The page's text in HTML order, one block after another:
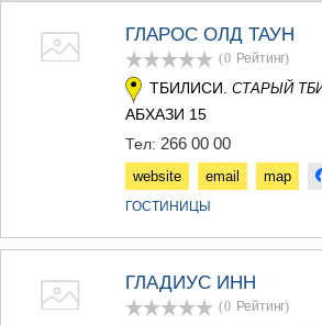
САМТРЕДИА
САЧХЕРЕ
АХМЕТА
ДЕДОПЛИСЦКАРО
ТЕЛАВИ
ГЛАРОС ОЛД ТАУН
(0 Рейтинг)
ТБИЛИСИ. СТАРЫЙ
АБХАЗИ 15
Тел: 266 00 00
website email map
ГОСТИНИЦЫ
ГЛАДИУС ИНН
(0 Рейтинг)